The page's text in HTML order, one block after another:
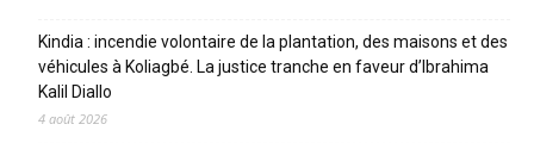
Kindia : incendie volontaire de la plantation, des maisons et des
véhicules à Koliagbé. La justice tranche en faveur d’Ibrahima
Kalil Diallo
4 août 2026